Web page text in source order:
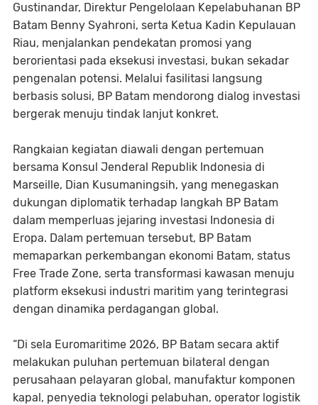
Gustinandar, Direktur Pengelolaan Kepelabuhanan BP
Batam Benny Syahroni, serta Ketua Kadin Kepulauan
Riau, menjalankan pendekatan promosi yang
berorientasi pada eksekusi investasi, bukan sekadar
pengenalan potensi. Melalui fasilitasi langsung
berbasis solusi, BP Batam mendorong dialog investasi
bergerak menuju tindak lanjut konkret.
Rangkaian kegiatan diawali dengan pertemuan
bersama Konsul Jenderal Republik Indonesia di
Marseille, Dian Kusumaningsih, yang menegaskan
dukungan diplomatik terhadap langkah BP Batam
dalam memperluas jejaring investasi Indonesia di
Eropa. Dalam pertemuan tersebut, BP Batam
memaparkan perkembangan ekonomi Batam, status
Free Trade Zone, serta transformasi kawasan menuju
platform eksekusi industri maritim yang terintegrasi
dengan dinamika perdagangan global.
“Di sela Euromaritime 2026, BP Batam secara aktif
melakukan puluhan pertemuan bilateral dengan
perusahaan pelayaran global, manufaktur komponen
kapal, penyedia teknologi pelabuhan, operator logistik